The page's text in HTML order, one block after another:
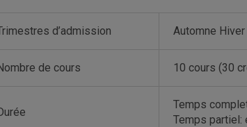
d’admission Automne Hiver
de cours 10 cours (30
Temps
Temps partiel: